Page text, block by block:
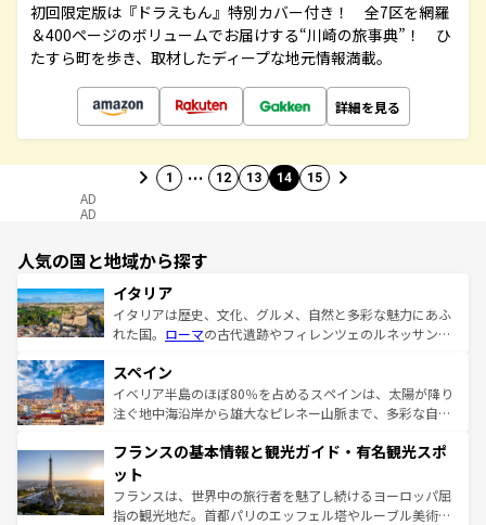
初回限定版は『ドラえもん』特別カバー付き！ 全7区を網羅
＆400ページのボリュームでお届けする“川崎の旅事典”！ ひ
たすら町を歩き、取材したディープな地元情報満載。
詳細を見る
1 … 12 13 14 15
AD
AD
人気の国と地域から探す
イタリア
イタリアは歴史、文化、グルメ、自然と多彩な魅力にあふ
れた国。 ローマの古代遺跡やフィレンツェのルネッサンス
ろん、トスカーナの美しい田園風景やアマルフィ海岸の絶
景など、自然景観も見逃せない。観光の合間には、本場の
ピザやパスタなど、絶品のイタリア料理を堪能することも
ませてくれるイタリアで、忘れられない旅をしてみよう！
なお、新着のイタリア情報は
しい。
スペイン
イベリア半島のほぼ80％を占めるスペインは、太陽が降り
注ぐ地中海沿岸から雄大なピレネー山脈まで、多彩な自然
文化が根付くこの国では、情熱的なフラメンコ、熱気あふ
れる闘牛、そして美味しいタパスが生活の一部となってい
る。首都マドリードの洗練された雰囲気や、バルセロナの
アートに溢れた街角から、地方では古代ローマ遺跡や中世
フランスの基本情報と観光ガイド・有名観光スポ
ット
フランスは、世界中の旅行者を魅了し続けるヨーロッパ屈
指の観光地だ。首都パリのエッフェル塔やルーブル美術館